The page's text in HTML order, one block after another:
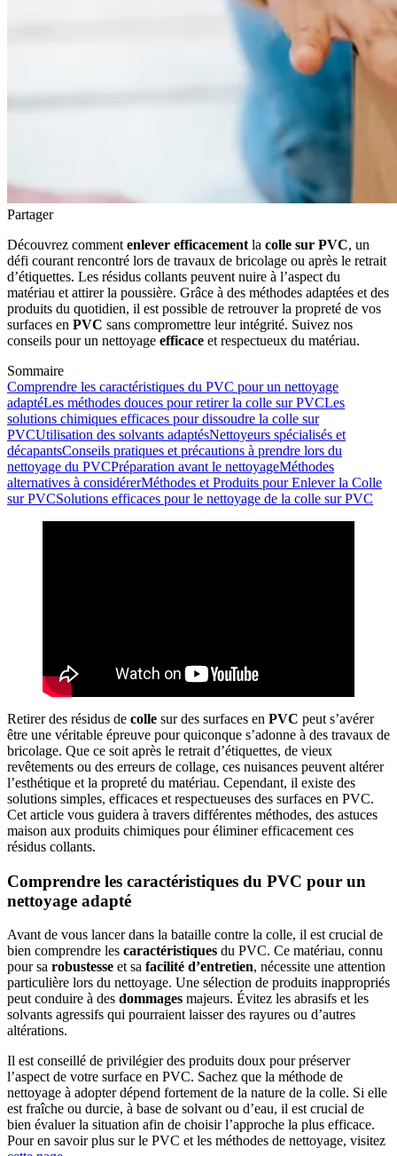
Partager
Découvrez comment enlever efficacement la colle sur PVC, un
défi courant rencontré lors de travaux de bricolage ou après le retrait
d’étiquettes. Les résidus collants peuvent nuire à l’aspect du
matériau et attirer la poussière. Grâce à des méthodes adaptées et des
produits du quotidien, il est possible de retrouver la propreté de vos
surfaces en PVC sans compromettre leur intégrité. Suivez nos
conseils pour un nettoyage efficace et respectueux du matériau.
Sommaire
Comprendre les caractéristiques du PVC pour un nettoyage
adaptéLes méthodes douces pour retirer la colle sur PVCLes
solutions chimiques efficaces pour dissoudre la colle sur
PVCUtilisation des solvants adaptésNettoyeurs spécialisés et
décapantsConseils pratiques et précautions à prendre lors du
nettoyage du PVCPréparation avant le nettoyageMéthodes
alternatives à considérerMéthodes et Produits pour Enlever la Colle
sur PVCSolutions efficaces pour le nettoyage de la colle sur PVC
Retirer des résidus de colle sur des surfaces en PVC peut s’avérer
être une véritable épreuve pour quiconque s’adonne à des travaux de
bricolage. Que ce soit après le retrait d’étiquettes, de vieux
revêtements ou des erreurs de collage, ces nuisances peuvent altérer
l’esthétique et la propreté du matériau. Cependant, il existe des
solutions simples, efficaces et respectueuses des surfaces en PVC.
Cet article vous guidera à travers différentes méthodes, des astuces
maison aux produits chimiques pour éliminer efficacement ces
résidus collants.
Comprendre les caractéristiques du PVC pour un
nettoyage adapté
Avant de vous lancer dans la bataille contre la colle, il est crucial de
bien comprendre les caractéristiques du PVC. Ce matériau, connu
pour sa robustesse et sa facilité d’entretien, nécessite une attention
particulière lors du nettoyage. Une sélection de produits inappropriés
peut conduire à des dommages majeurs. Évitez les abrasifs et les
solvants agressifs qui pourraient laisser des rayures ou d’autres
altérations.
Il est conseillé de privilégier des produits doux pour préserver
l’aspect de votre surface en PVC. Sachez que la méthode de
nettoyage à adopter dépend fortement de la nature de la colle. Si elle
est fraîche ou durcie, à base de solvant ou d’eau, il est crucial de
bien évaluer la situation afin de choisir l’approche la plus efficace.
Pour en savoir plus sur le PVC et les méthodes de nettoyage, visitez